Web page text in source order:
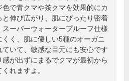
で青クマや茶クマを効果的にカ
伸び広がり、肌にぴったり密着
スーパーウォータープルーフ仕様
く、肌に優しい5種のオーガニ
いて、敏感な目元にも安心です
が出ずにまるでクマが最初から
れますよ。